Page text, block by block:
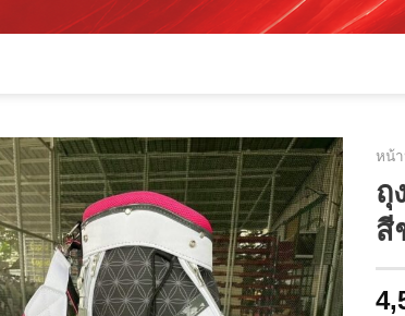
หน้
ถุ
สี